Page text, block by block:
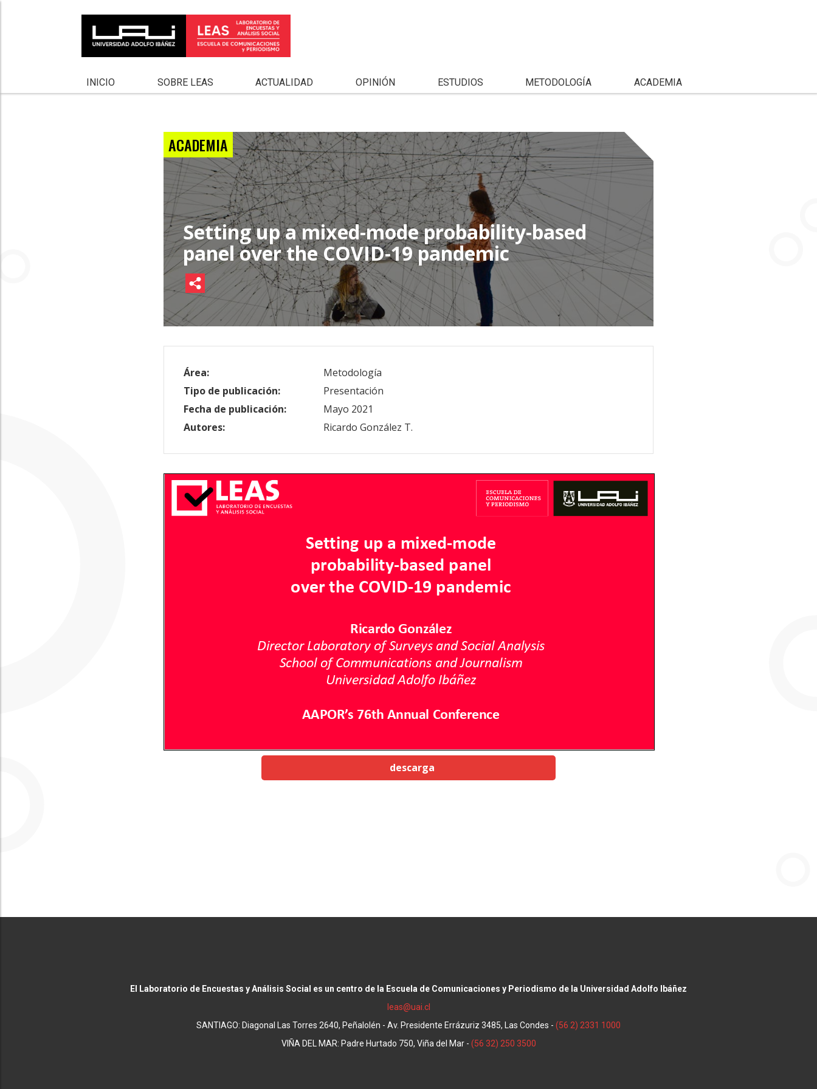
INICIO SOBRE LEAS ACTUALIDAD OPINIÓN ESTUDIOS METODOLOGÍA ACADEMIA
ACADEMIA
Setting up a mixed-mode probability-based
panel over the COVID-19 pandemic
Área:
Metodología
Tipo de publicación:
Presentación
Fecha de publicación:
Mayo 2021
Autores:
Ricardo González T.
descarga
El Laboratorio de Encuestas y Análisis Social es un centro de la Escuela de Comunicaciones y Periodismo de la Universidad Adolfo Ibáñez
leas@uai.cl
SANTIAGO: Diagonal Las Torres 2640, Peñalolén - Av. Presidente Errázuriz 3485, Las Condes - (56 2) 2331 1000
VIÑA DEL MAR: Padre Hurtado 750, Viña del Mar - (56 32) 250 3500